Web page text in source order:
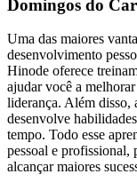
Domingos do
Uma das maiores
desenvolvimento
Hinode oferece
ajudar você a
liderança. Além disso,
desenvolve
tempo. Todo esse
pessoal e profissional,
alcançar maiores